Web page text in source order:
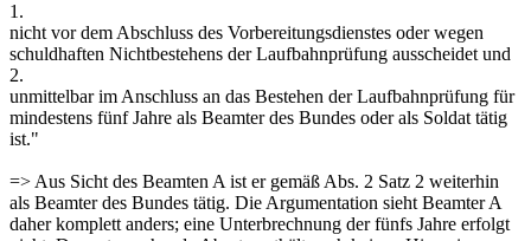
1.
nicht vor dem Abschluss des Vorbereitungsdienstes oder wegen
schuldhaften Nichtbestehens der Laufbahnprüfung ausscheidet und
2.
unmittelbar im Anschluss an das Bestehen der Laufbahnprüfung für
mindestens fünf Jahre als Beamter des Bundes oder als Soldat tätig
ist."
=> Aus Sicht des Beamten A ist er gemäß Abs. 2 Satz 2 weiterhin
als Beamter des Bundes tätig. Die Argumentation sieht Beamter A
daher komplett anders; eine Unterbrechnung der fünfs Jahre erfolgt